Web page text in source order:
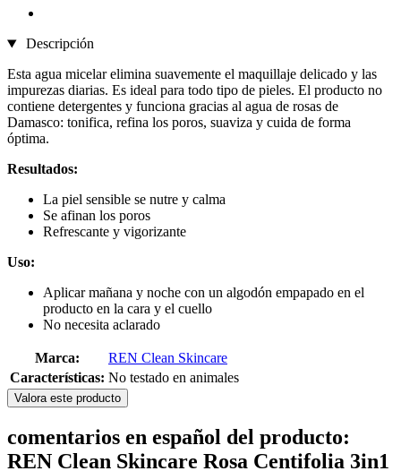
Descripción
Esta agua micelar elimina suavemente el maquillaje delicado y las
impurezas diarias. Es ideal para todo tipo de pieles. El producto no
contiene detergentes y funciona gracias al agua de rosas de
Damasco: tonifica, refina los poros, suaviza y cuida de forma
óptima.
Resultados:
La piel sensible se nutre y calma
Se afinan los poros
Refrescante y vigorizante
Uso:
Aplicar mañana y noche con un algodón empapado en el
producto en la cara y el cuello
No necesita aclarado
Marca:
REN Clean Skincare
Características: No testado en animales
Valora este producto
comentarios en español del producto:
REN Clean Skincare Rosa Centifolia 3in1